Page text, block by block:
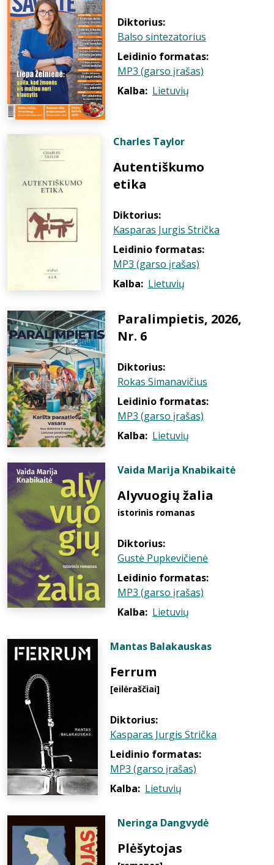
Diktorius:
Balso sintezatorius
Leidinio formatas:
MP3 (garso įrašas)
Kalba: Lietuvių
Charles Taylor
Autentiškumo
etika
Diktorius:
Kasparas Jurgis Strička
Leidinio formatas:
MP3 (garso įrašas)
Kalba: Lietuvių
Paralimpietis, 2026,
Nr. 6
Diktorius:
Rokas Simanavičius
Leidinio formatas:
MP3 (garso įrašas)
Kalba: Lietuvių
Vaida Marija Knabikaitė
Alyvuogių žalia
istorinis romanas
Diktorius:
Gustė Pupkevičienė
Leidinio formatas:
MP3 (garso įrašas)
Kalba: Lietuvių
Mantas Balakauskas
Ferrum
[eilėraščiai]
Diktorius:
Kasparas Jurgis Strička
Leidinio formatas:
MP3 (garso įrašas)
Kalba: Lietuvių
Neringa Dangvydė
Plėšytojas